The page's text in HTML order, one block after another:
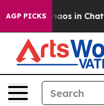
AGP PICKSChaos in